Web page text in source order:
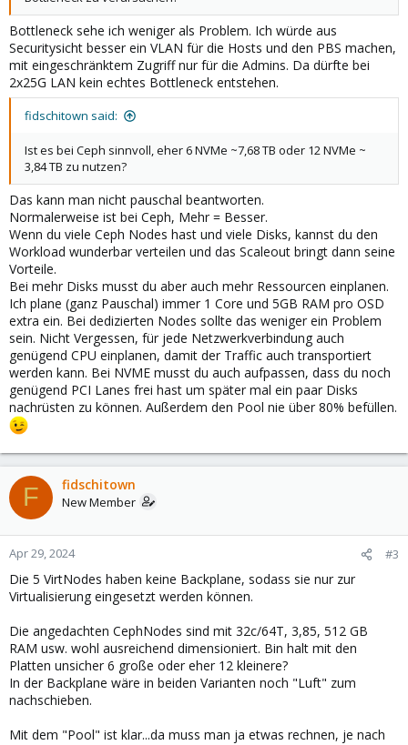
Bottleneck sehe ich weniger als Problem. Ich würde aus
Securitysicht besser ein VLAN für die Hosts und den PBS machen,
mit eingeschränktem Zugriff nur für die Admins. Da dürfte bei
2x25G LAN kein echtes Bottleneck entstehen.
fidschitown said:
Ist es bei Ceph sinnvoll, eher 6 NVMe ~7,68 TB oder 12 NVMe ~
3,84 TB zu nutzen?
Das kann man nicht pauschal beantworten.
Normalerweise ist bei Ceph, Mehr = Besser.
Wenn du viele Ceph Nodes hast und viele Disks, kannst du den
Workload wunderbar verteilen und das Scaleout bringt dann seine
Vorteile.
Bei mehr Disks musst du aber auch mehr Ressourcen einplanen.
Ich plane (ganz Pauschal) immer 1 Core und 5GB RAM pro OSD
extra ein. Bei dedizierten Nodes sollte das weniger ein Problem
sein. Nicht Vergessen, für jede Netzwerkverbindung auch
genügend CPU einplanen, damit der Traffic auch transportiert
werden kann. Bei NVME musst du auch aufpassen, dass du noch
genügend PCI Lanes frei hast um später mal ein paar Disks
nachrüsten zu können. Außerdem den Pool nie über 80% befüllen.
F fidschitown
New Member
Apr 29, 2024 #3
Die 5 VirtNodes haben keine Backplane, sodass sie nur zur
Virtualisierung eingesetzt werden können.
Die angedachten CephNodes sind mit 32c/64T, 3,85, 512 GB
RAM usw. wohl ausreichend dimensioniert. Bin halt mit den
Platten unsicher 6 große oder eher 12 kleinere?
In der Backplane wäre in beiden Varianten noch "Luft" zum
nachschieben.
Mit dem "Pool" ist klar...da muss man ja etwas rechnen, je nach